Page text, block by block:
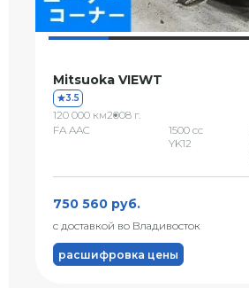
Mitsuoka VIEWT
3.5
120 000 км2008 г.
FA AAC
1500 сс
YK12
750 560 руб.
с доставкой во Владивосток
расшифровка цены